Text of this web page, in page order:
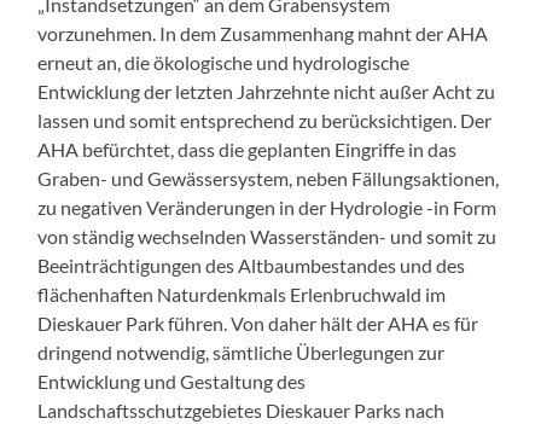
„Instandsetzungen“ an dem Grabensystem
vorzunehmen. In dem Zusammenhang mahnt der AHA
erneut an, die ökologische und hydrologische
Entwicklung der letzten Jahrzehnte nicht außer Acht zu
lassen und somit entsprechend zu berücksichtigen. Der
AHA befürchtet, dass die geplanten Eingriffe in das
Graben- und Gewässersystem, neben Fällungsaktionen,
zu negativen Veränderungen in der Hydrologie -in Form
von ständig wechselnden Wasserständen- und somit zu
Beeinträchtigungen des Altbaumbestandes und des
flächenhaften Naturdenkmals Erlenbruchwald im
Dieskauer Park führen. Von daher hält der AHA es für
dringend notwendig, sämtliche Überlegungen zur
Entwicklung und Gestaltung des
Landschaftsschutzgebietes Dieskauer Parks nach